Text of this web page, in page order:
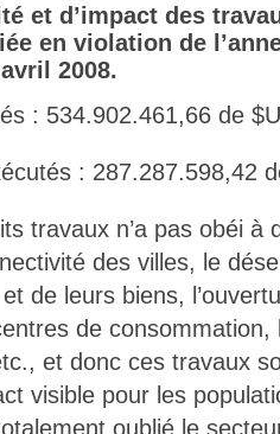
et d’impact des
en violation de
2008.
: 534.902.461,66 de
: 287.287.598,42
travaux n’a pas obéi à
des villes, le
de leurs biens,
de consommation,
et donc ces travaux
visible pour les
oublié le